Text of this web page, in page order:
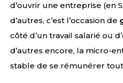
d’ouvrir une entreprise (en
d’autres, c’est l’occasion de
côté d’un travail salarié ou
d’autres encore, la micro-
stable de se rémunérer